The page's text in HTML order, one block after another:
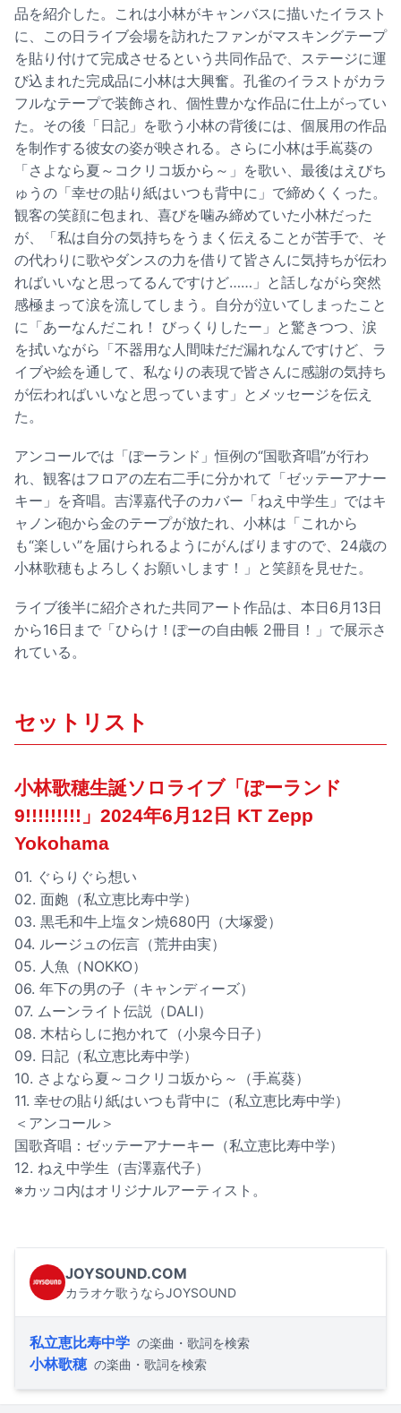
品を紹介した。これは小林がキャンバスに描いたイラスト
に、この日ライブ会場を訪れたファンがマスキングテープ
を貼り付けて完成させるという共同作品で、ステージに運
び込まれた完成品に小林は大興奮。孔雀のイラストがカラ
フルなテープで装飾され、個性豊かな作品に仕上がってい
た。その後「日記」を歌う小林の背後には、個展用の作品
を制作する彼女の姿が映される。さらに小林は手嶌葵の
「さよなら夏～コクリコ坂から～」を歌い、最後はえびち
ゅうの「幸せの貼り紙はいつも背中に」で締めくくった。
観客の笑顔に包まれ、喜びを噛み締めていた小林だった
が、「私は自分の気持ちをうまく伝えることが苦手で、そ
の代わりに歌やダンスの力を借りて皆さんに気持ちが伝わ
ればいいなと思ってるんですけど……」と話しながら突然
感極まって涙を流してしまう。自分が泣いてしまったこと
に「あーなんだこれ！ びっくりしたー」と驚きつつ、涙
を拭いながら「不器用な人間味だだ漏れなんですけど、ラ
イブや絵を通して、私なりの表現で皆さんに感謝の気持ち
が伝わればいいなと思っています」とメッセージを伝え
た。
アンコールでは「ぽーランド」恒例の“国歌斉唱”が行わ
れ、観客はフロアの左右二手に分かれて「ゼッテーアナー
キー」を斉唱。吉澤嘉代子のカバー「ねえ中学生」ではキ
ャノン砲から金のテープが放たれ、小林は「これから
も“楽しい”を届けられるようにがんばりますので、24歳の
小林歌穂もよろしくお願いします！」と笑顔を見せた。
ライブ後半に紹介された共同アート作品は、本日6月13日
から16日まで「ひらけ！ぽーの自由帳 2冊目！」で展示さ
れている。
セットリスト
小林歌穂生誕ソロライブ「ぽーランド
9!!!!!!!!!」2024年6月12日 KT Zepp
Yokohama
01. ぐらりぐら想い
02. 面皰（私立恵比寿中学）
03. 黒毛和牛上塩タン焼680円（大塚愛）
04. ルージュの伝言（荒井由実）
05. 人魚（NOKKO）
06. 年下の男の子（キャンディーズ）
07. ムーンライト伝説（DALI）
08. 木枯らしに抱かれて（小泉今日子）
09. 日記（私立恵比寿中学）
10. さよなら夏～コクリコ坂から～（手嶌葵）
11. 幸せの貼り紙はいつも背中に（私立恵比寿中学）
＜アンコール＞
国歌斉唱：ゼッテーアナーキー（私立恵比寿中学）
12. ねえ中学生（吉澤嘉代子）
※カッコ内はオリジナルアーティスト。
JOYSOUND.COM
カラオケ歌うならJOYSOUND
私立恵比寿中学 の楽曲・歌詞を検索
小林歌穂 の楽曲・歌詞を検索